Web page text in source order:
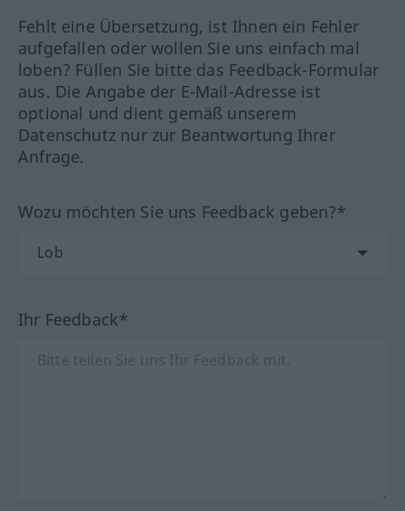
Fehlt eine Übersetzung, ist Ihnen ein Fehler
aufgefallen oder wollen Sie uns einfach mal
loben? Füllen Sie bitte das Feedback-Formular
aus. Die Angabe der E-Mail-Adresse ist
optional und dient gemäß unserem
Datenschutz nur zur Beantwortung Ihrer
Anfrage.
Wozu möchten Sie uns Feedback geben?*
Ihr Feedback*